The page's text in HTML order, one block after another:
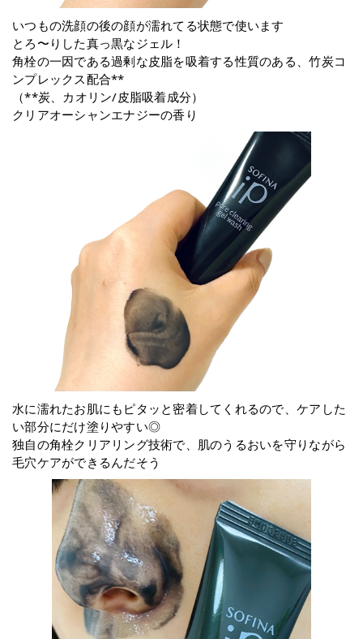
いつもの洗顔の後の顔が濡れてる状態で使います
とろ〜りした真っ黒なジェル！
角栓の一因である過剰な皮脂を吸着する性質のある、竹炭コ
ンプレックス配合**
（**炭、カオリン/皮脂吸着成分）
クリアオーシャンエナジーの香り
水に濡れたお肌にもピタッと密着してくれるので、ケアした
い部分にだけ塗りやすい◎
独自の角栓クリアリング技術で、肌のうるおいを守りながら
毛穴ケアができるんだそう